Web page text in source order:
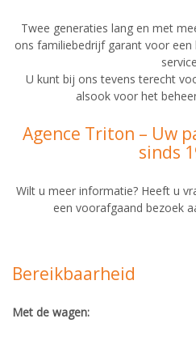
Twee generaties lang en met
ons familiebedrijf garant voor
U kunt bij ons tevens terecht
alsook voor het
Agence Triton – Uw
sinds
Wilt u meer informatie? Heeft u
een voorafgaand bezoek
Bereikbaarheid
Met de wagen: